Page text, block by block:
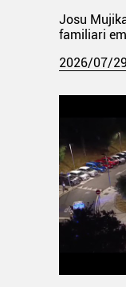
Josu
familiari
2026/07/29